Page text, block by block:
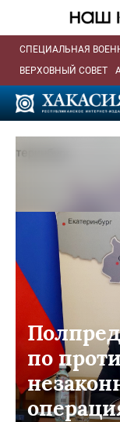
СПЕЦИАЛЬНАЯ
ВЕРХОВНЫЙ СОВЕТ
по